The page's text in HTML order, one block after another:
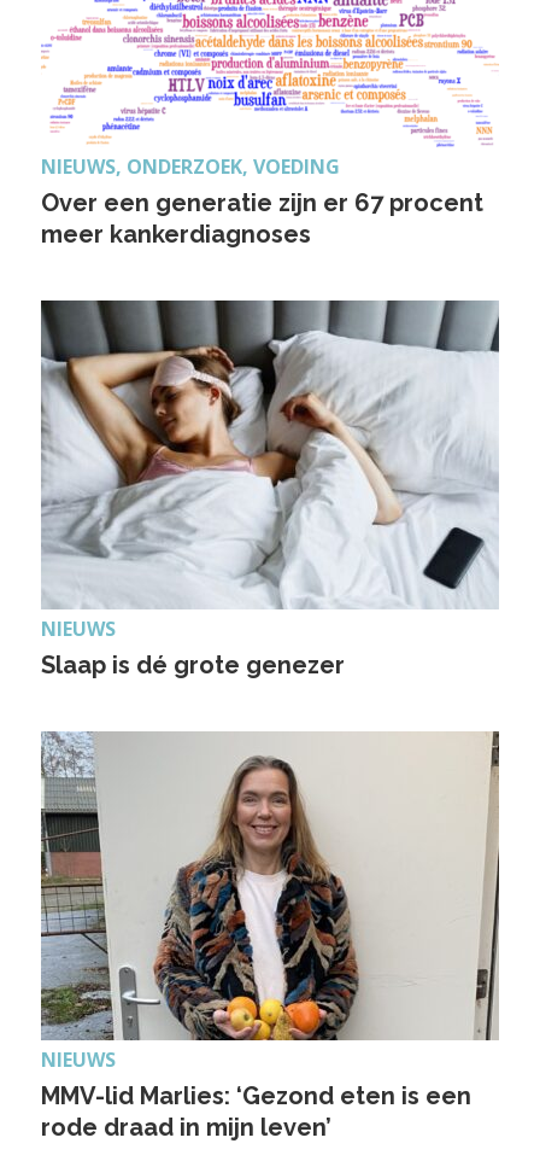
NIEUWS, ONDERZOEK, VOEDING
Over een generatie zijn er 67 procent
meer kankerdiagnoses
NIEUWS
Slaap is dé grote genezer
NIEUWS
MMV-lid Marlies: ‘Gezond eten is een
rode draad in mijn leven’